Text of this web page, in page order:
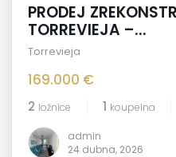
PRODEJ
TORREVIEJA –...
Torrevieja
169.000 €
2 ložnice 1 koupelna
admin
24 dubna, 2026